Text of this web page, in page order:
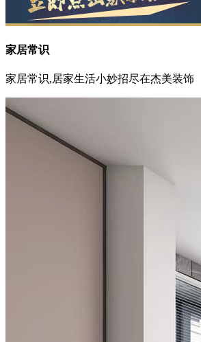
家居常识
家居常识,居家生活小妙招尽在杰美装饰